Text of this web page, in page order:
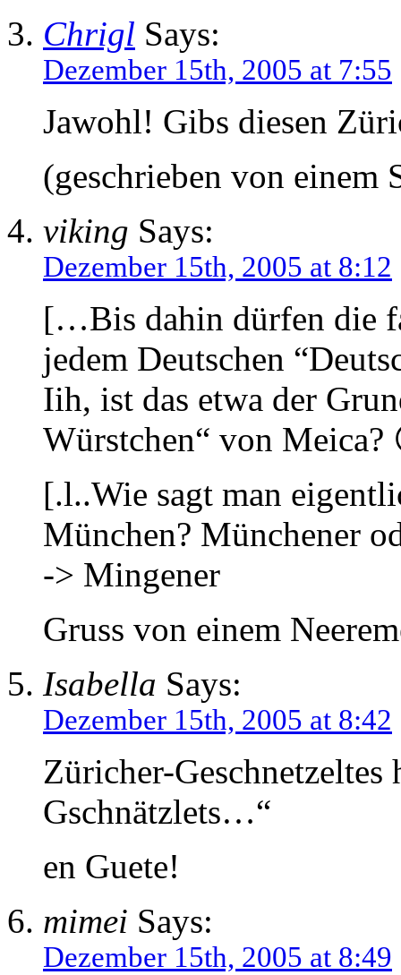
Chrigl Says:
Dezember 15th, 2005 at 7:55
Jawohl! Gibs diesen
(geschrieben von einem
viking Says:
Dezember 15th, 2005 at 8:12
[…Bis dahin dürfen die
jedem Deutschen
Iih, ist das etwa der
Würstchen“ von Meica?
[.l..Wie sagt man
München? Münchener
-> Mingener
Gruss von einem
Isabella Says:
Dezember 15th, 2005 at 8:42
Züricher-
Gschnätzlets…“
en Guete!
mimei Says:
Dezember 15th, 2005 at 8:49